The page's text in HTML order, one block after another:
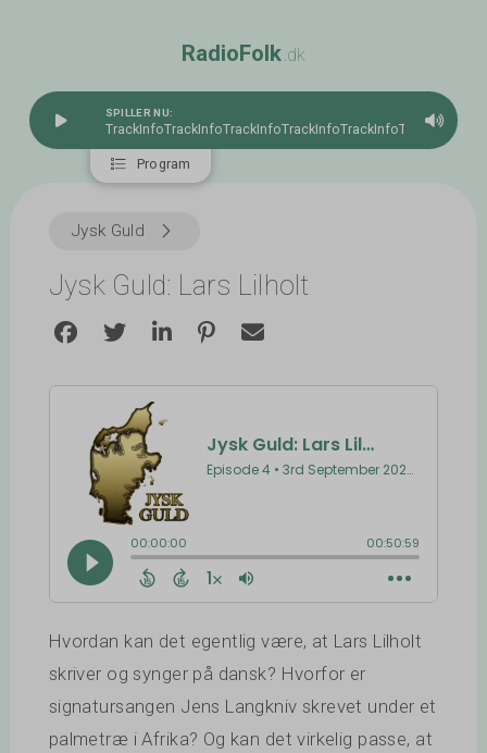
RadioFolk .dk
SPILLER NU:
TrackInfo
Program
Jysk Guld
Jysk Guld: Lars Lilholt
Hvordan kan det egentlig være, at Lars Lilholt
skriver og synger på dansk? Hvorfor er
signatursangen Jens Langkniv skrevet under et
palmetræ i Afrika? Og kan det virkelig passe, at